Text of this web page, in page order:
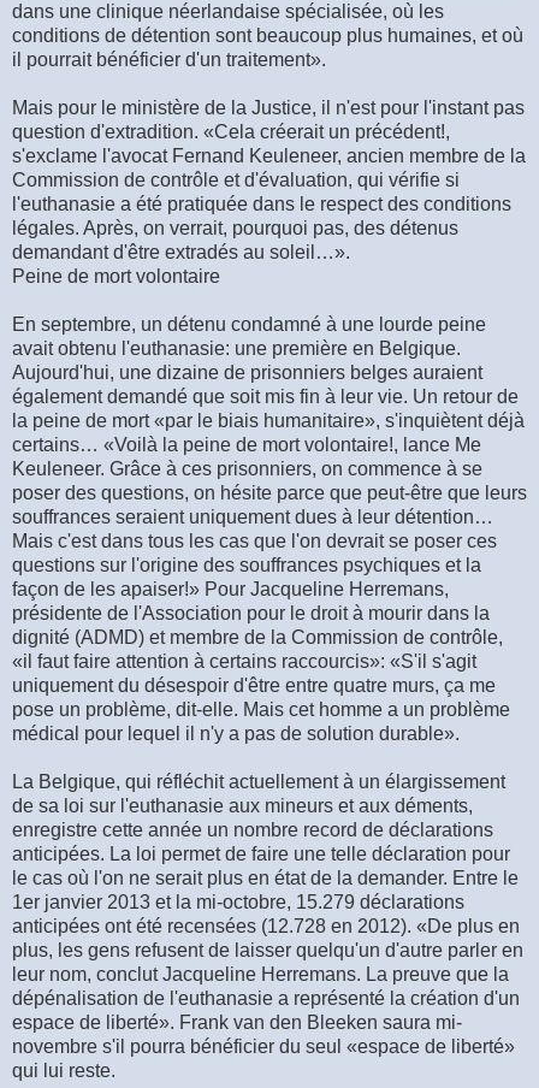
dans une clinique néerlandaise spécialisée, où les
conditions de détention sont beaucoup plus humaines, et où
il pourrait bénéficier d'un traitement».
Mais pour le ministère de la Justice, il n'est pour l'instant pas
question d'extradition. «Cela créerait un précédent!,
s'exclame l'avocat Fernand Keuleneer, ancien membre de la
Commission de contrôle et d'évaluation, qui vérifie si
l'euthanasie a été pratiquée dans le respect des conditions
légales. Après, on verrait, pourquoi pas, des détenus
demandant d'être extradés au soleil…».
Peine de mort volontaire
En septembre, un détenu condamné à une lourde peine
avait obtenu l'euthanasie: une première en Belgique.
Aujourd'hui, une dizaine de prisonniers belges auraient
également demandé que soit mis fin à leur vie. Un retour de
la peine de mort «par le biais humanitaire», s'inquiètent déjà
certains… «Voilà la peine de mort volontaire!, lance Me
Keuleneer. Grâce à ces prisonniers, on commence à se
poser des questions, on hésite parce que peut-être que leurs
souffrances seraient uniquement dues à leur détention…
Mais c'est dans tous les cas que l'on devrait se poser ces
questions sur l'origine des souffrances psychiques et la
façon de les apaiser!» Pour Jacqueline Herremans,
présidente de l'Association pour le droit à mourir dans la
dignité (ADMD) et membre de la Commission de contrôle,
«il faut faire attention à certains raccourcis»: «S'il s'agit
uniquement du désespoir d'être entre quatre murs, ça me
pose un problème, dit-elle. Mais cet homme a un problème
médical pour lequel il n'y a pas de solution durable».
La Belgique, qui réfléchit actuellement à un élargissement
de sa loi sur l'euthanasie aux mineurs et aux déments,
enregistre cette année un nombre record de déclarations
anticipées. La loi permet de faire une telle déclaration pour
le cas où l'on ne serait plus en état de la demander. Entre le
1er janvier 2013 et la mi-octobre, 15.279 déclarations
anticipées ont été recensées (12.728 en 2012). «De plus en
plus, les gens refusent de laisser quelqu'un d'autre parler en
leur nom, conclut Jacqueline Herremans. La preuve que la
dépénalisation de l'euthanasie a représenté la création d'un
espace de liberté». Frank van den Bleeken saura mi-
novembre s'il pourra bénéficier du seul «espace de liberté»
qui lui reste.